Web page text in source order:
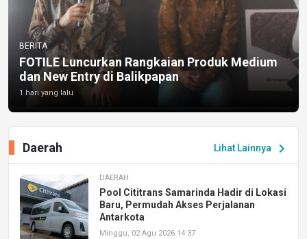
BERITA
FOTILE Luncurkan Rangkaian Produk Medium
dan New Entry di Balikpapan
1 hari yang lalu
Lihat Lainnya chevron_right
Daerah
DAERAH
Pool Cititrans Samarinda Hadir di Lokasi
Baru, Permudah Akses Perjalanan
Antarkota
Minggu, 02 Agu 2026 14:37